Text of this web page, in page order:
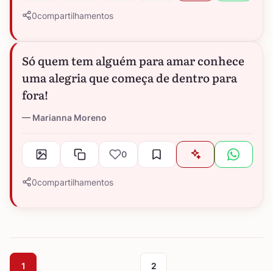
0compartilhamentos
Só quem tem alguém para amar conhece
uma alegria que começa de dentro para
fora!
Marianna Moreno
0
0compartilhamentos
1 2